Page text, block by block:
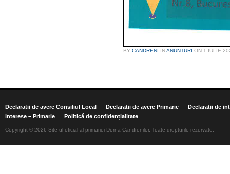
BY CANDRENI INANUNTURI ON 1 IULIE
Declaratii de avere Consiliul Local Declaratii de avere Primarie
Declaratii de
interese – Primarie
Politică de confidențialitate
Copyright © 2026 Site-ul oficial al primariei Dorna Candrenilor. Toate drepturile rezervate.